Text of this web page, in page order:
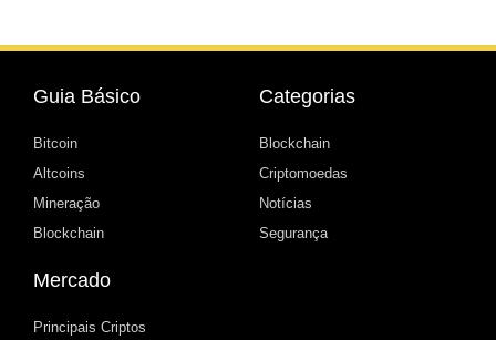
Guia Básico
Bitcoin
Altcoins
Mineração
Blockchain
Categorias
Blockchain
Criptomoedas
Notícias
Segurança
Mercado
Principais Criptos